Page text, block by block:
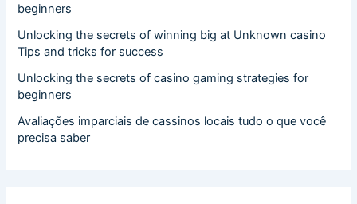
beginners
Unlocking the secrets of winning big at Unknown casino
Tips and tricks for success
Unlocking the secrets of casino gaming strategies for
beginners
Avaliações imparciais de cassinos locais tudo o que você
precisa saber